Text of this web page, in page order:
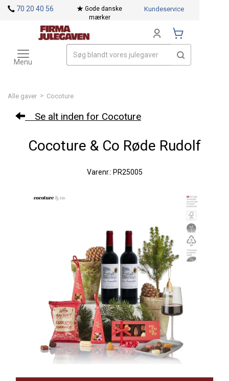
Alle gaver > Cocoture
Se alt inden for Cocoture
Cocoture & Co Røde Rudolf
Varenr.: PR25005
70 20 40 56
Gode danske
mærker
Kundeservice
Toggle
navigation
Menu
Mærker